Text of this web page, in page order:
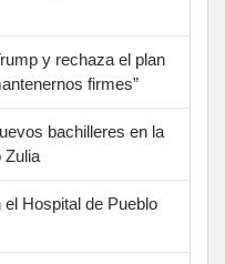
y rechaza el plan
firmes”
bachilleres en la
Zulia
Hospital de Pueblo